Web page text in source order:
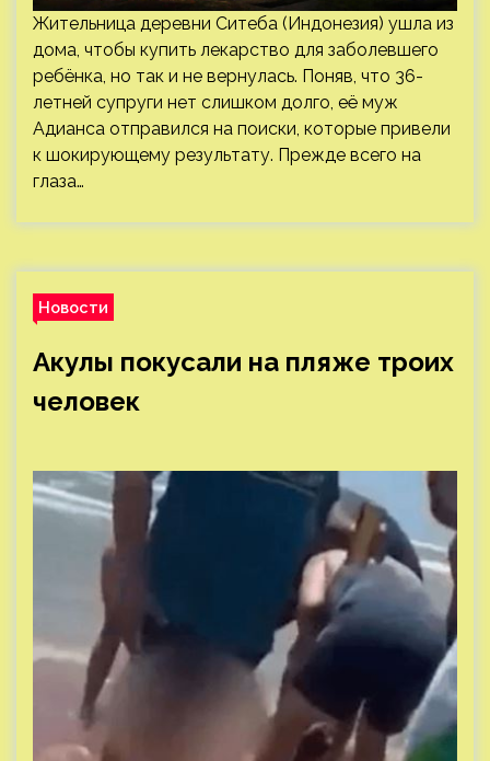
Жительница деревни Ситеба (Индонезия) ушла из
дома, чтобы купить лекарство для заболевшего
ребёнка, но так и не вернулась. Поняв, что 36-
летней супруги нет слишком долго, её муж
Адианса отправился на поиски, которые привели
к шокирующему результату. Прежде всего на
глаза…
Новости
Акулы покусали на пляже троих
человек